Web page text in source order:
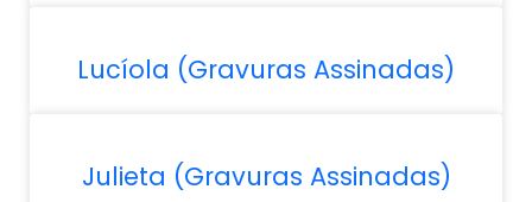
Lucíola (Gravuras Assinadas)
Julieta (Gravuras Assinadas)